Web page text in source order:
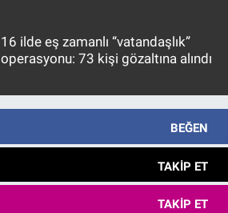
16 ilde eş zamanlı “vatandaşlık”
operasyonu: 73 kişi gözaltına alındı
BEĞEN
TAKIP ET
TAKIP ET